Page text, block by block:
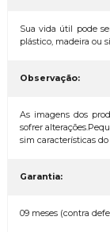
Sua vida útil pode
plástico, madeira ou
Observação:
As imagens dos
sofrer
sim características
Garantia:
09 meses (contra